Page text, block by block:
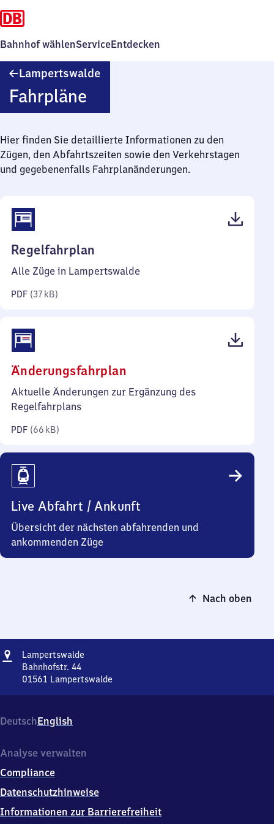
Bahnhof wählenServiceEntdecken
Lampertswalde
Fahrpläne
Hier finden Sie detaillierte Informationen zu den
Zügen, den Abfahrtszeiten sowie den Verkehrstagen
und gegebenenfalls Fahrplanänderungen.
Regelfahrplan
37
Alle Züge in Lampertswalde
PDF (37 kB)
Änderungsfahrplan
66
Aktuelle Änderungen zur Ergänzung des
Regelfahrplans
PDF (66 kB)
Live Abfahrt / Ankunft
Übersicht der nächsten abfahrenden und
ankommenden Züge
Nach oben
Adresse
Lampertswalde
Bahnhofstr. 44
01561 Lampertswalde
44,
0
5
1
Lampertswalde
DeutschEnglish
Analyse verwalten
Compliance
Datenschutzhinweise
Informationen zur Barrierefreiheit